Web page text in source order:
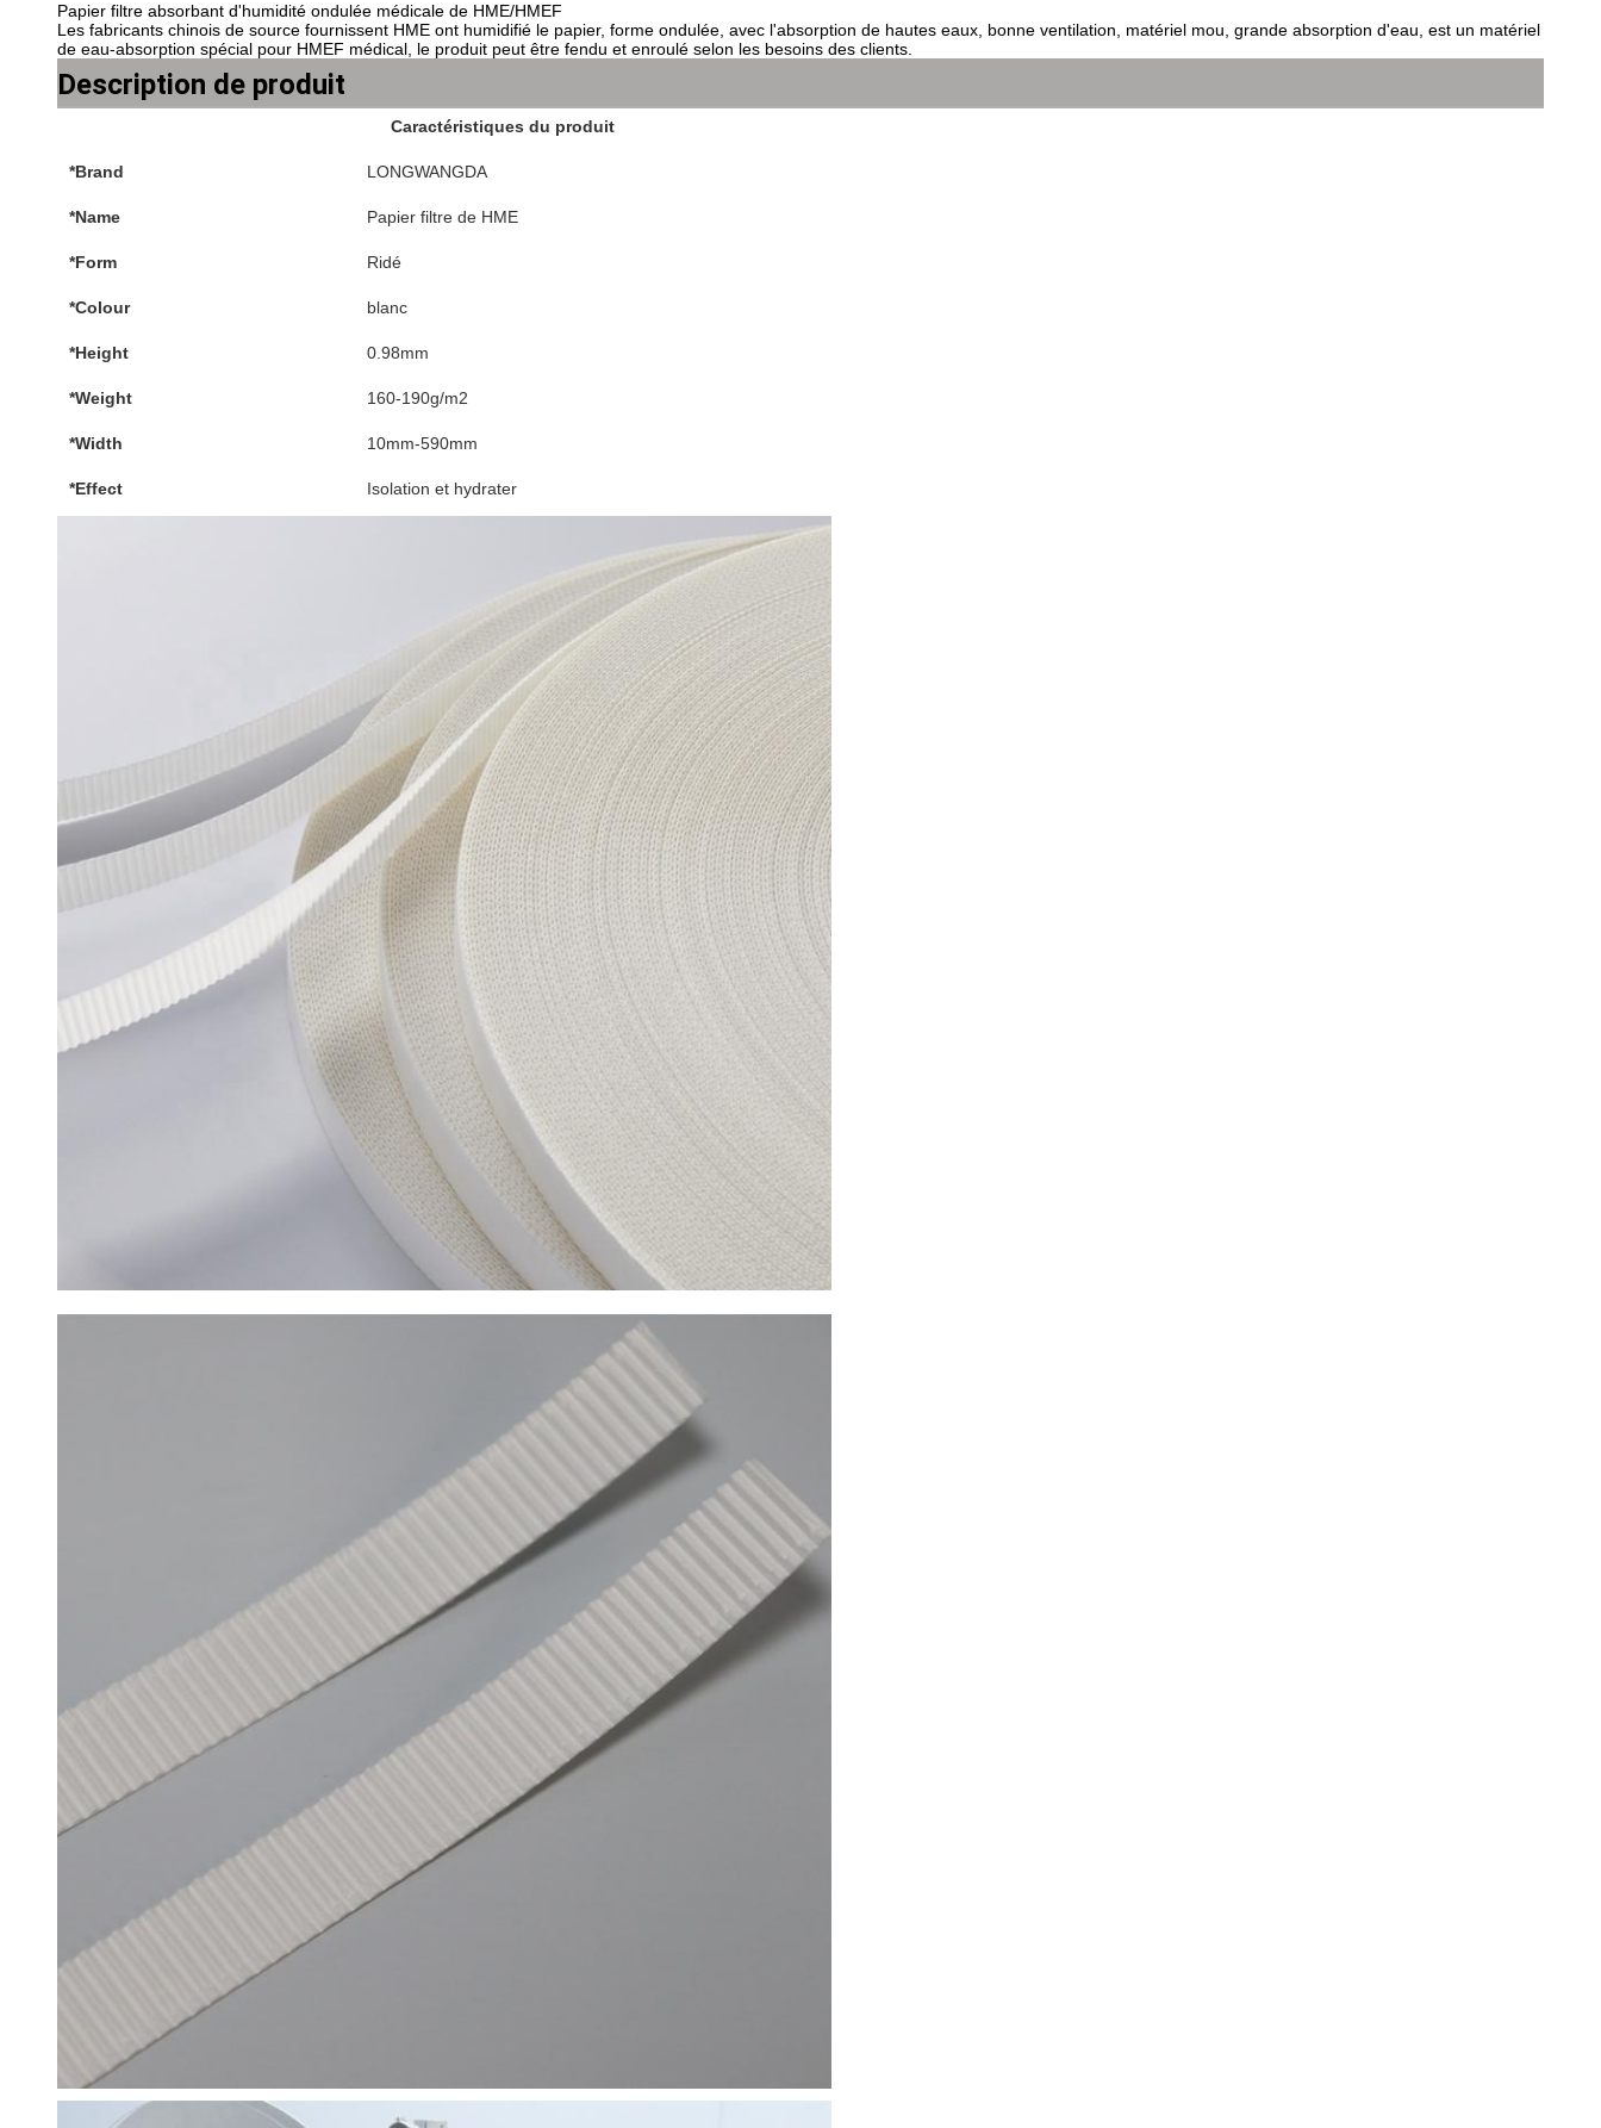
Papier filtre absorbant d'humidité ondulée médicale de HME/HMEF
Les fabricants chinois de source fournissent HME ont humidifié le papier, forme ondulée, avec l'absorption de hautes eaux, bonne ventilation, matériel mou, grande absorption d'eau, est un matériel
de eau-absorption spécial pour HMEF médical, le produit peut être fendu et enroulé selon les besoins des clients.
Description de produit
Caractéristiques du produit
*Brand LONGWANGDA
*Name Papier filtre de HME
*Form Ridé
*Colour blanc
*Height 0.98mm
*Weight 160-190g/m2
*Width 10mm-590mm
*Effect Isolation et hydrater